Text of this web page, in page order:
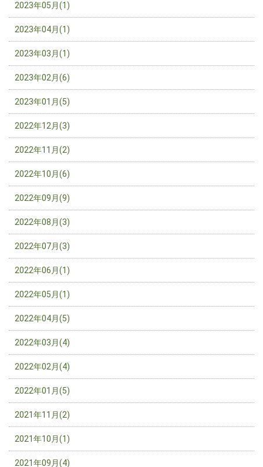
2023年05月(1)
2023年04月(1)
2023年03月(1)
2023年02月(6)
2023年01月(5)
2022年12月(3)
2022年11月(2)
2022年10月(6)
2022年09月(9)
2022年08月(3)
2022年07月(3)
2022年06月(1)
2022年05月(1)
2022年04月(5)
2022年03月(4)
2022年02月(4)
2022年01月(5)
2021年11月(2)
2021年10月(1)
2021年09月(4)